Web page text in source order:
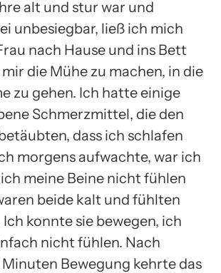
alt und stur war und
unbesiegbar, ließ ich mich
nach Hause und ins Bett
die Mühe zu machen, in die
zu gehen. Ich hatte einige
Schmerzmittel, die den
dass ich schlafen
morgens aufwachte, war ich
meine Beine nicht fühlen
beide kalt und fühlten
konnte sie bewegen, ich
nicht fühlen. Nach
Bewegung kehrte das